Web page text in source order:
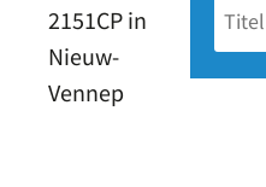
2151CP in
Nieuw-
Vennep